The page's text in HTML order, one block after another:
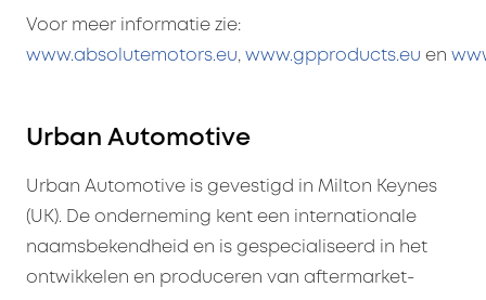
Voor meer informatie zie:
www.absolutemotors.eu, www.gpproducts.eu en
Urban Automotive
Urban Automotive is gevestigd in Milton Keynes
(UK). De onderneming kent een internationale
naamsbekendheid en is gespecialiseerd in het
ontwikkelen en produceren van aftermarket-